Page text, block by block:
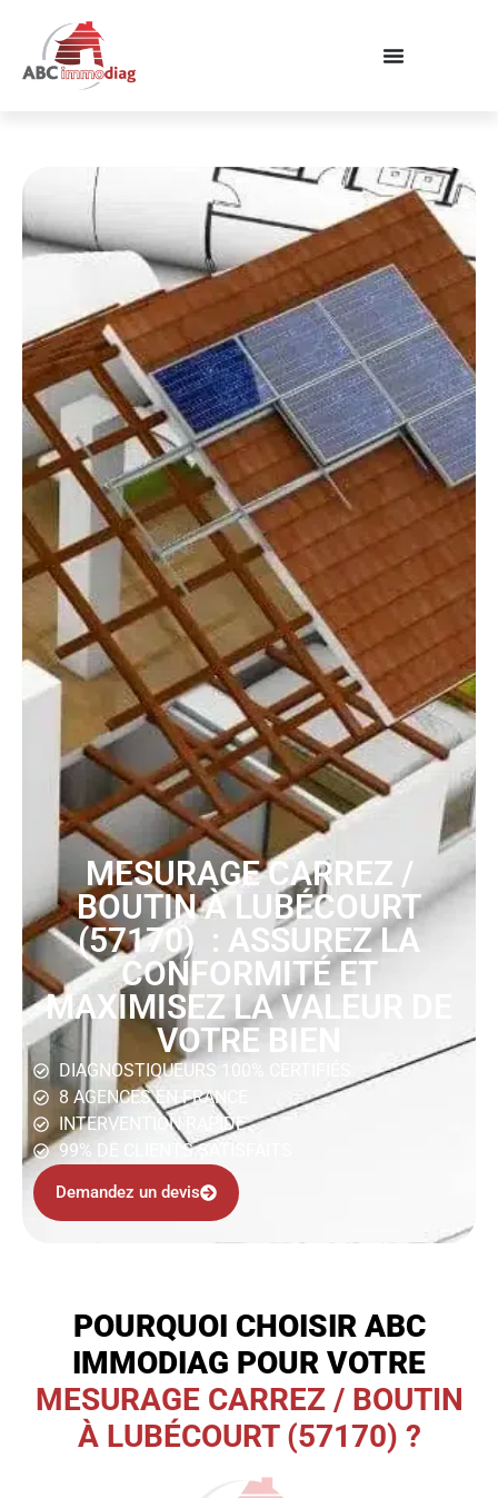
MESURAGE CARREZ /
BOUTIN À LUBÉCOURT
(57170) : ASSUREZ LA
CONFORMITÉ ET
MAXIMISEZ LA VALEUR DE
VOTRE BIEN
DIAGNOSTIQUEURS 100% CERTIFIÉS
8 AGENCES EN FRANCE
INTERVENTION RAPIDE
99% DE CLIENTS SATISFAITS
Demandez un devis
POURQUOI CHOISIR ABC
IMMODIAG POUR VOTRE
MESURAGE CARREZ / BOUTIN
À LUBÉCOURT (57170) ?